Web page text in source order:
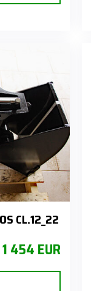
CL.12_22
1 454 EUR